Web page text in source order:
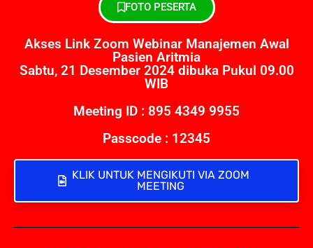
FOTO PESERTA
Akses Link Zoom Webinar Manajemen Awal
Pasien Aritmia
Sabtu, 21 Desember 2024 dibuka Pukul 09.00
WIB
Meeting ID : 895 4349 9955
Passcode : 12345
KLIK UNTUK MENGIKUTI VIA ZOOM
MEETING